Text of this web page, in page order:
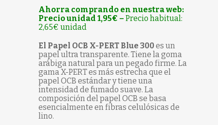
Ahorra comprando en nuestra web:
Precio unidad 1,95€ – Precio habitual:
2,65€ unidad
El Papel OCB X-PERT Blue 300es un
papel ultra transparente. Tiene la goma
arábiga natural para un pegado firme. La
gama X-PERT es más estrecha que el
papel OCB estándar y tiene una
intensidad de fumado suave. La
composición del papel OCB se basa
esencialmente en fibras celulósicas de
lino.